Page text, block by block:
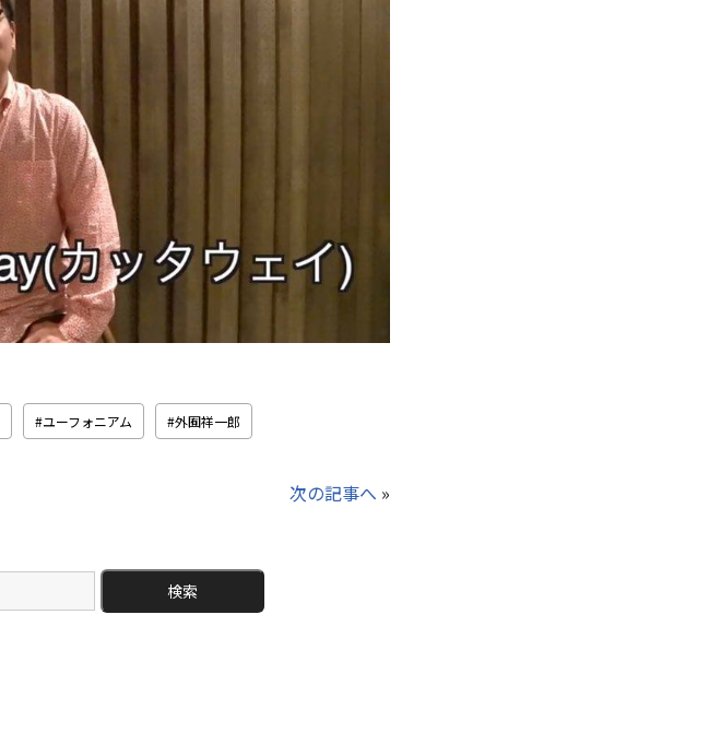
ユーフォニアム 外囿祥一郎
次の記事へ »
検索